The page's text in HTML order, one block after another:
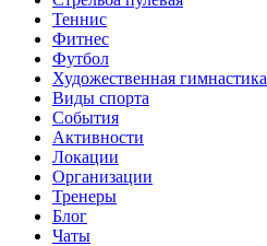
Теннис
Фитнес
Футбол
Художественная гимнастика
Виды спорта
События
Активности
Локации
Организации
Тренеры
Блог
Чаты